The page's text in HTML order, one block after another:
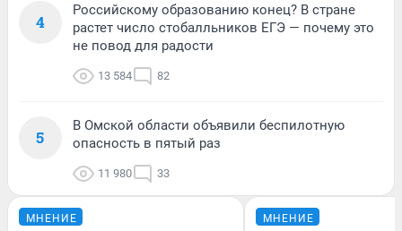
4
Российскому образованию конец? В стране
растет число стобалльников ЕГЭ — почему это
не повод для радости
13 584 82
5
В Омской области объявили беспилотную
опасность в пятый раз
11 980 33
МНЕНИЕ МНЕНИЕ